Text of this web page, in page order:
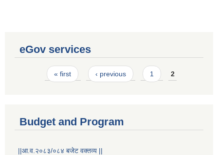
eGov services
Pages« first ‹ previous 1 2
Budget and Program
||आ.व.२०८३/०८४ बजेट वक्तव्य ||